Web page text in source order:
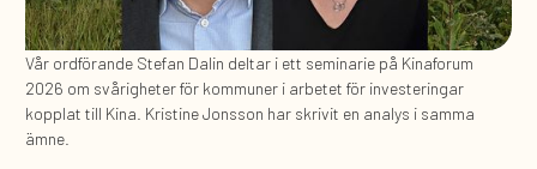
Vår ordförande Stefan Dalin deltar i ett seminarie på Kinaforum
2026 om svårigheter för kommuner i arbetet för investeringar
kopplat till Kina. Kristine Jonsson har skrivit en analys i samma
ämne.